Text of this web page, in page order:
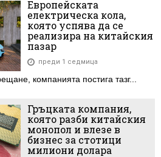
Европейската
електрическа кола,
която успява да се
реализира на китайския
пазар
преди 1 седмица
компанията постига тазг...
Гръцката компания,
която разби китайския
монопол и влезе в
бизнес за стотици
милиони долара